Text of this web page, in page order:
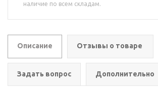
наличие по всем складам.
Описание Отзывы о товаре
Задать вопрос Дополнительно